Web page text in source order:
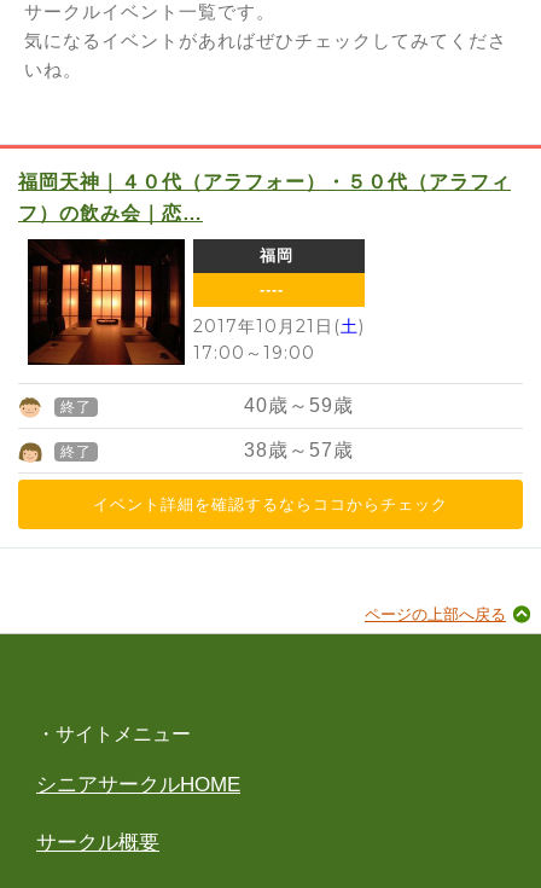
サークルイベント一覧です。
気になるイベントがあればぜひチェックしてみてくださ
いね。
福岡天神｜４０代（アラフォー）・５０代（アラフィ
フ）の飲み会｜恋…
福岡
----
2017年10月21日(土)
17:00 ～ 19:00
終了 40歳～ 59歳
終了 38歳～ 57歳
イベント詳細を確認するならココからチェック
ページの上部へ戻る
・サイトメニュー
シニアサークルHOME
サークル概要